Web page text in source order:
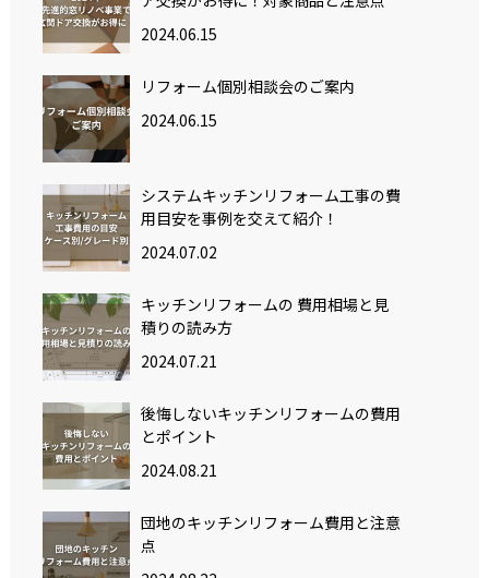
2024.06.15
リフォーム個別相談会のご案内
2024.06.15
システムキッチンリフォーム工事の費
用目安を事例を交えて紹介！
2024.07.02
キッチンリフォームの 費用相場と見
積りの読み方
2024.07.21
後悔しないキッチンリフォームの費用
とポイント
2024.08.21
団地のキッチンリフォーム費用と注意
点